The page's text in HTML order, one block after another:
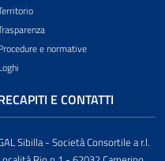
e normative
E CONTATTI
Sibilla - Società Consortile a r.l.